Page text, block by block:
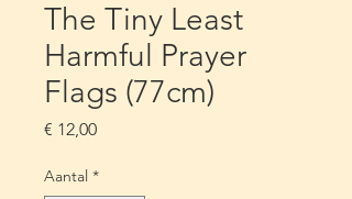
The Tiny Least
Harmful Prayer
Flags (77cm)
€ 12,00Prijs
Aantal *